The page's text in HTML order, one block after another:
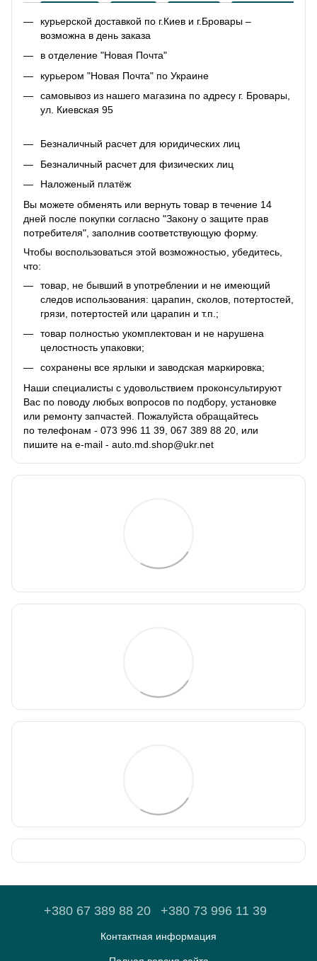
курьерской доставкой по г.Киев и г.Бровары –
возможна в день заказа
в отделение "Новая Почта"
курьером "Новая Почта" по Украине
самовывоз из нашего магазина по адресу г. Бровары,
ул. Киевская 95
Безналичный расчет для юридических лиц
Безналичный расчет для физических лиц
Наложеный платёж
Вы можете обменять или вернуть товар в течение 14
дней после покупки согласно "Закону о защите прав
потребителя", заполнив соответствующую форму.
Чтобы воспользоваться этой возможностью, убедитесь,
что:
товар, не бывший в употреблении и не имеющий
следов использования: царапин, сколов, потертостей,
грязи, потертостей или царапин и т.п.;
товар полностью укомплектован и не нарушена
целостность упаковки;
сохранены все ярлыки и заводская маркировка;
Наши специалисты с удовольствием проконсультируют
Вас по поводу любых вопросов по подбору, установке
или ремонту запчастей. Пожалуйста обращайтесь
по телефонам - 073 996 11 39, 067 389 88 20, или
пишите на e-mail - auto.md.shop@ukr.net
+380 67 389 88 20 +380 73 996 11 39
Контактная информация